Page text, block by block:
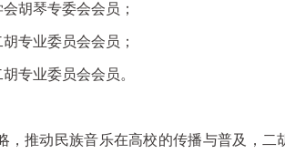
胡琴专委会会员；
专业委员会会员；
专业委员会会员。
，推动民族音乐在高校的传播与普及，二